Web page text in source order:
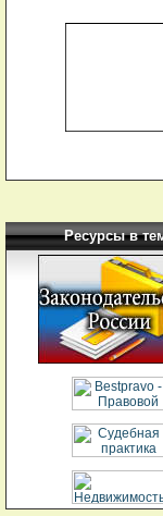
Ресурсы в